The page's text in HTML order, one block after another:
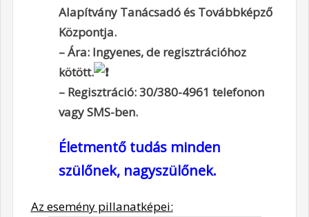
Alapítvány Tanácsadó és Továbbképző
Központja.
– Ára: Ingyenes, de regisztrációhoz
kötött.
– Regisztráció: 30/380-4961 telefonon
vagy SMS-ben.
Életmentő tudás minden
szülőnek, nagyszülőnek.
Az esemény pillanatképei: